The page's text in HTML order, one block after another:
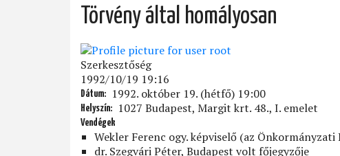
Törvény által homályosan
Szerkesztőség
1992/10/19 19:16
Dátum 1992. október 19. (hétfő) 19:00
Helyszín 1027 Budapest, Margit krt. 48., I. emelet
Vendégek
Wekler Ferenc ogy. képviselő (az
dr. Szegvári Péter, Budapest volt főjegyzője